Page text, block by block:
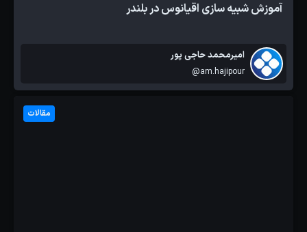
آموزش شبیه سازی اقیانوس در بلندر
امیرمحمد حاجی پور
@am.hajipour
مقالات